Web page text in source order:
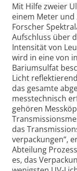
Mit Hilfe zweier
einem Meter
Forscher
Aufschluss über
Intensität von
wird in eine von
Bariumsulfat
Licht
das gesamte
messtechnisch
gehören
das
verpackungen“,
Abteilung
es, das